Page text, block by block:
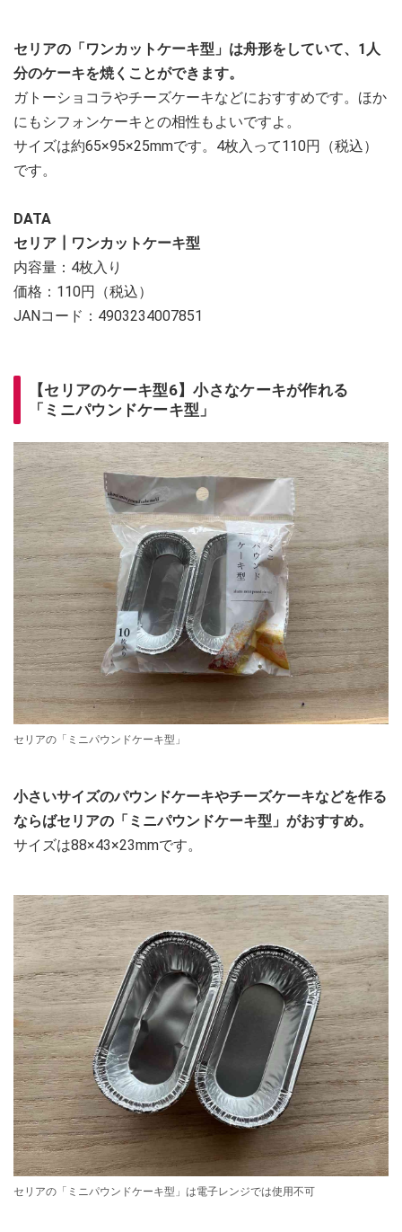
セリアの「ワンカットケーキ型」は舟形をしていて、1人
分のケーキを焼くことができます。
ガトーショコラやチーズケーキなどにおすすめです。ほか
にもシフォンケーキとの相性もよいですよ。
サイズは約65×95×25mmです。4枚入って110円（税込）
です。
DATA
セリア┃ワンカットケーキ型
内容量：4枚入り
価格：110円（税込）
JANコード：4903234007851
【セリアのケーキ型6】小さなケーキが作れる
「ミニパウンドケーキ型」
セリアの「ミニパウンドケーキ型」
小さいサイズのパウンドケーキやチーズケーキなどを作る
ならばセリアの「ミニパウンドケーキ型」がおすすめ。
サイズは88×43×23mmです。
セリアの「ミニパウンドケーキ型」は電子レンジでは使用不可